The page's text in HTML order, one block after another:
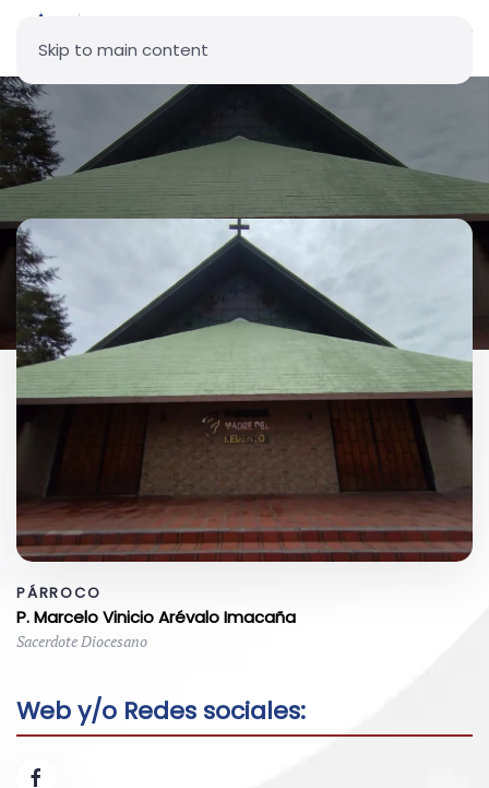
Skip to main content
Parroquia Madre del Redentor
- Carapungo
PÁRROCO
P. Marcelo Vinicio Arévalo Imacaña
Sacerdote Diocesano
Web y/o Redes sociales: